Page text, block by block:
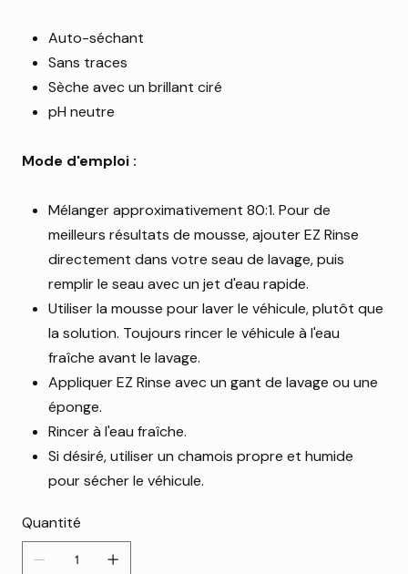
Auto-séchant
Sans traces
Sèche avec un brillant ciré
pH neutre
Mode d'emploi :
Mélanger approximativement 80:1. Pour de
meilleurs résultats de mousse, ajouter EZ Rinse
directement dans votre seau de lavage, puis
remplir le seau avec un jet d'eau rapide.
Utiliser la mousse pour laver le véhicule, plutôt que
la solution. Toujours rincer le véhicule à l'eau
fraîche avant le lavage.
Appliquer EZ Rinse avec un gant de lavage ou une
éponge.
Rincer à l'eau fraîche.
Si désiré, utiliser un chamois propre et humide
pour sécher le véhicule.
Quantité